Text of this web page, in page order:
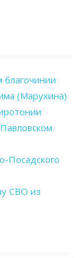
(Марухина)
Посадского
СВО из